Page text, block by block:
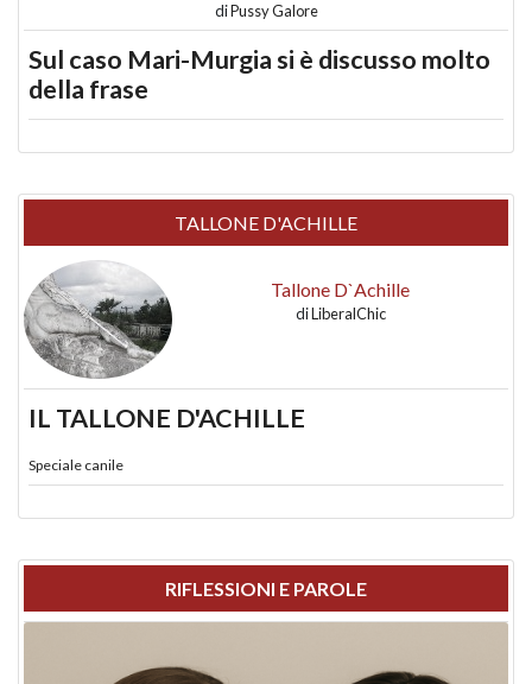
diPussy Galore
Sul caso Mari-Murgia si è discusso molto
della frase
TALLONE D'ACHILLE
Tallone D`Achille
diLiberalChic
IL TALLONE D'ACHILLE
Speciale canile
RIFLESSIONI E PAROLE